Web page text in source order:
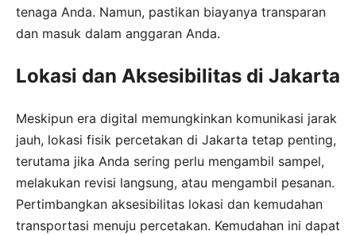
tenaga Anda. Namun, pastikan biayanya transparan
dan masuk dalam anggaran Anda.
Lokasi dan Aksesibilitas di Jakarta
Meskipun era digital memungkinkan komunikasi jarak
jauh, lokasi fisik percetakan di Jakarta tetap penting,
terutama jika Anda sering perlu mengambil sampel,
melakukan revisi langsung, atau mengambil pesanan.
Pertimbangkan aksesibilitas lokasi dan kemudahan
transportasi menuju percetakan. Kemudahan ini dapat